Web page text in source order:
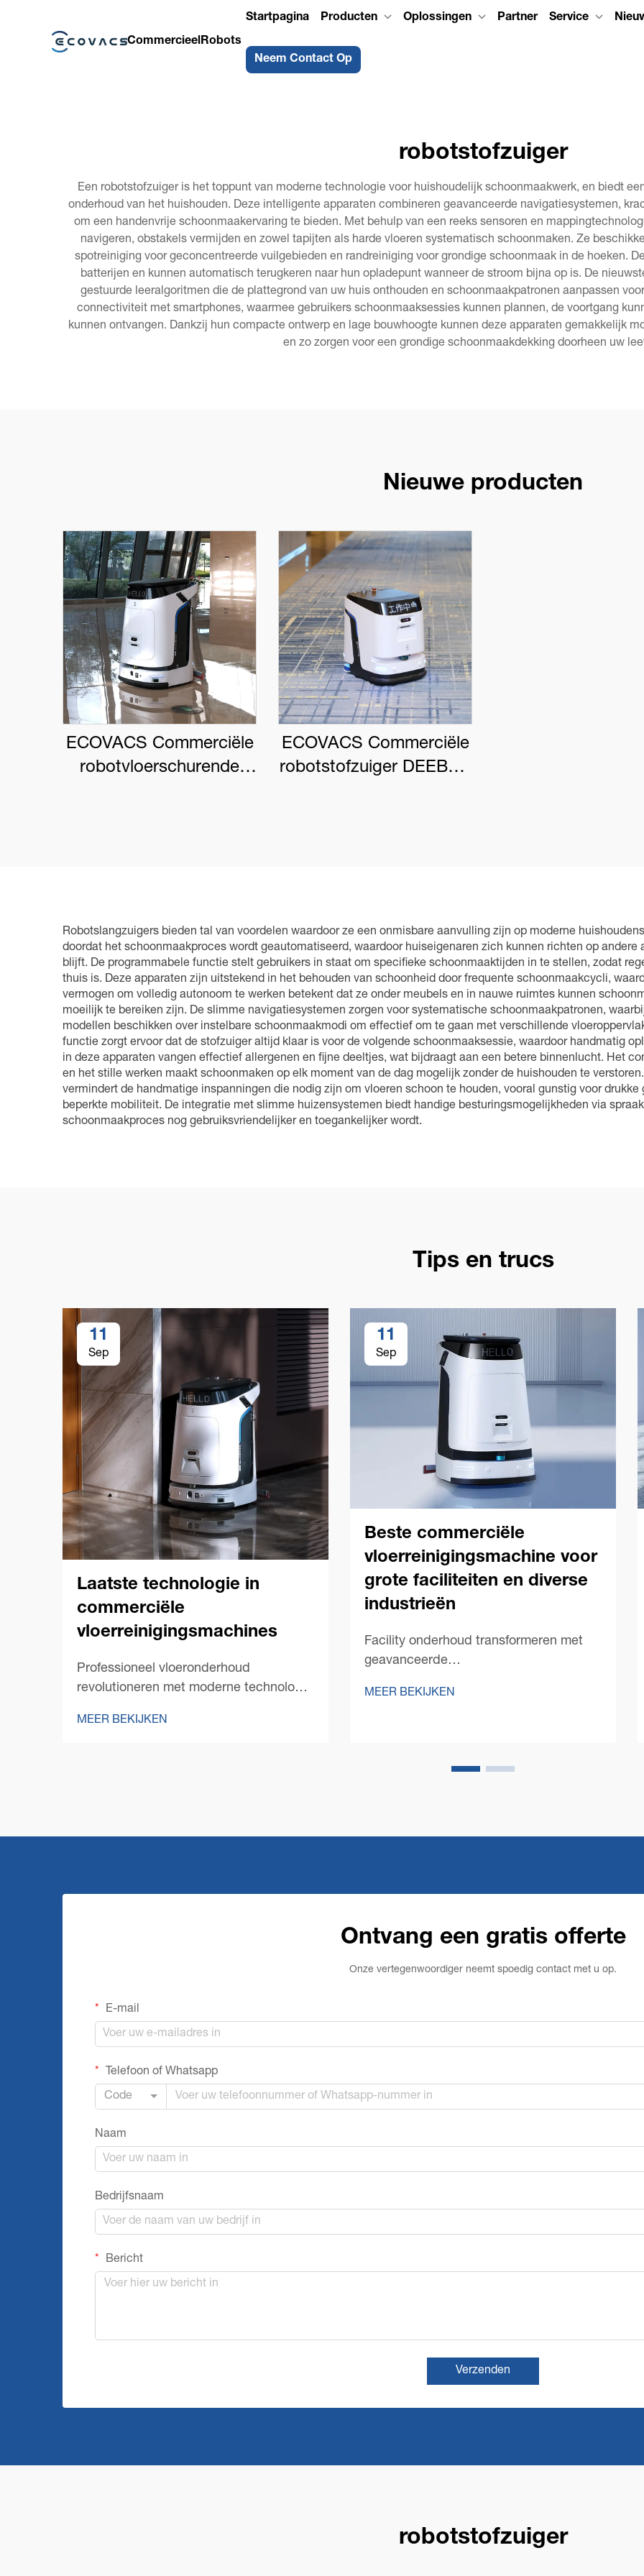
CommercieelRobots
Startpagina Producten Oplossingen Partner Service
Neem Contact Op
robotstofzuiger
Een robotstofzuiger is het toppunt van moderne technologie voor huishoudelijk schoonmaakwerk, en biedt
onderhoud van het huishouden. Deze intelligente apparaten combineren geavanceerde navigatiesystemen,
om een handenvrije schoonmaakervaring te bieden. Met behulp van een reeks sensoren en
navigeren, obstakels vermijden en zowel tapijten als harde vloeren systematisch schoonmaken. Ze
spotreiniging voor geconcentreerde vuilgebieden en randreiniging voor grondige schoonmaak in de hoeken.
batterijen en kunnen automatisch terugkeren naar hun opladepunt wanneer de stroom bijna op is. De
gestuurde leeralgoritmen die de plattegrond van uw huis onthouden en schoonmaakpatronen aanpassen
connectiviteit met smartphones, waarmee gebruikers schoonmaaksessies kunnen plannen, de voortgang
kunnen ontvangen. Dankzij hun compacte ontwerp en lage bouwhoogte kunnen deze apparaten gemakkelijk
en zo zorgen voor een grondige schoonmaakdekking doorheen uw
Nieuwe producten
ECOVACS Commerciële
robotvloerschurende
ECOVACS Commerciële
robotstofzuiger DEEBOT
Robotslangzuigers bieden tal van voordelen waardoor ze een onmisbare aanvulling zijn op moderne
doordat het schoonmaakproces wordt geautomatiseerd, waardoor huiseigenaren zich kunnen richten op
blijft. De programmabele functie stelt gebruikers in staat om specifieke schoonmaaktijden in te stellen, zodat
thuis is. Deze apparaten zijn uitstekend in het behouden van schoonheid door frequente schoonmaakcycli,
vermogen om volledig autonoom te werken betekent dat ze onder meubels en in nauwe ruimtes kunnen
moeilijk te bereiken zijn. De slimme navigatiesystemen zorgen voor systematische schoonmaakpatronen,
modellen beschikken over instelbare schoonmaakmodi om effectief om te gaan met verschillende
functie zorgt ervoor dat de stofzuiger altijd klaar is voor de volgende schoonmaaksessie, waardoor handmatig
in deze apparaten vangen effectief allergenen en fijne deeltjes, wat bijdraagt aan een betere binnenlucht. Het
en het stille werken maakt schoonmaken op elk moment van de dag mogelijk zonder de huishouden te
vermindert de handmatige inspanningen die nodig zijn om vloeren schoon te houden, vooral gunstig voor
beperkte mobiliteit. De integratie met slimme huizensystemen biedt handige besturingsmogelijkheden via
schoonmaakproces nog gebruiksvriendelijker en toegankelijker wordt.
Tips en trucs
11
Sep
Laatste technologie in
commerciële
vloerreinigingsmachines
Professioneel vloeronderhoud
revolutioneren met moderne technologie
schoonmaakonderhoud heeft een
MEER BEKIJKEN
11
Sep
Beste commerciële
vloerreinigingsmachine voor
grote faciliteiten en diverse
industrieën
Facility onderhoud transformeren met
geavanceerde
onderhouden van smetteloze vloeren in
MEER BEKIJKEN
Ontvang een gratis offerte
Onze vertegenwoordiger neemt spoedig contact met u op.
E-mail
Telefoon of Whatsapp
Code
Naam
Bedrijfsnaam
Bericht
Verzenden
robotstofzuiger